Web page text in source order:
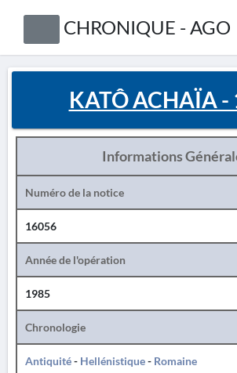
CHRONIQUE - AGO
KATÔ ACHAÏA -
Informations
Numéro de la notice
16056
Année de l'opération
1985
Chronologie
Antiquité- Hellénistique- Romaine